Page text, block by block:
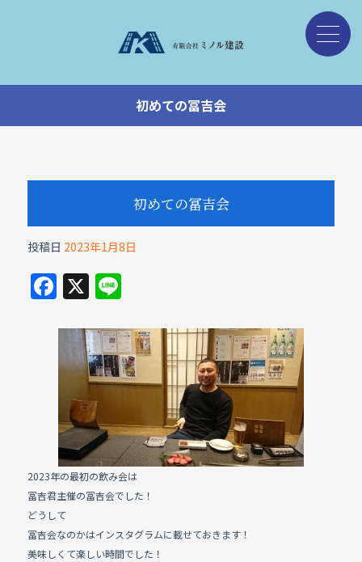
初めての冨吉会
初めての冨吉会
投稿日 2023年1月8日
F
a
c
e
b
o
o
k
X Li
e
2023年の最初の飲み会は
冨吉君主催の冨吉会でした！
どうして
冨吉会なのかはインスタグラムに載せておきます！
美味しくて楽しい時間でした！